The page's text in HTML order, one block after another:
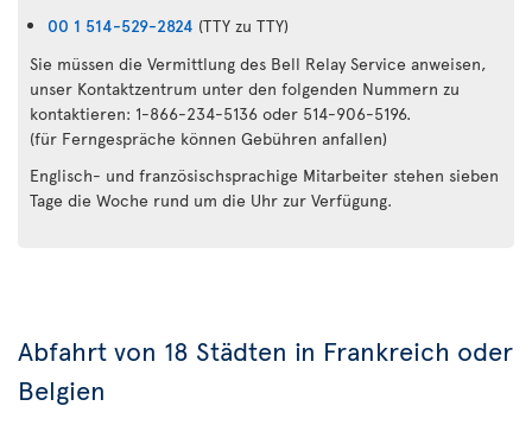
00 1 514-529-2824 (TTY zu TTY)
Sie müssen die Vermittlung des Bell Relay Service anweisen,
unser Kontaktzentrum unter den folgenden Nummern zu
kontaktieren: 1-866-234-5136 oder 514-906-5196.
(für Ferngespräche können Gebühren anfallen)
Englisch- und französischsprachige Mitarbeiter stehen sieben
Tage die Woche rund um die Uhr zur Verfügung.
Abfahrt von 18 Städten in Frankreich oder
Belgien